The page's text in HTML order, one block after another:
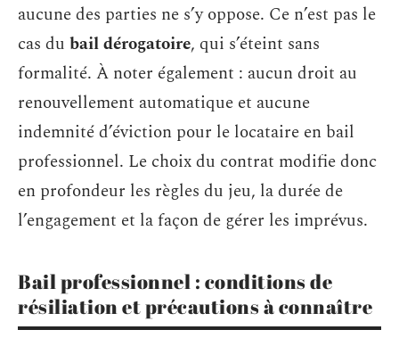
aucune des parties ne s’y oppose. Ce n’est pas le
cas du bail dérogatoire, qui s’éteint sans
formalité. À noter également : aucun droit au
renouvellement automatique et aucune
indemnité d’éviction pour le locataire en bail
professionnel. Le choix du contrat modifie donc
en profondeur les règles du jeu, la durée de
l’engagement et la façon de gérer les imprévus.
Bail professionnel : conditions de
résiliation et précautions à connaître